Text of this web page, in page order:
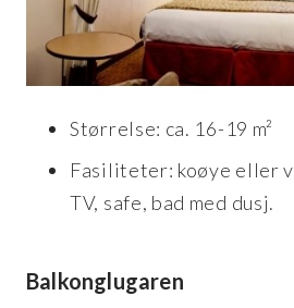
Størrelse: ca. 16-19 m²
Fasiliteter: koøye eller
TV, safe, bad med dusj.
Balkonglugaren